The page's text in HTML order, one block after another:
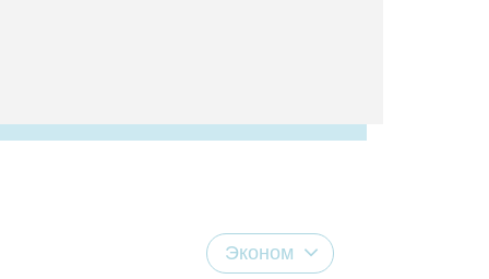
Эконом